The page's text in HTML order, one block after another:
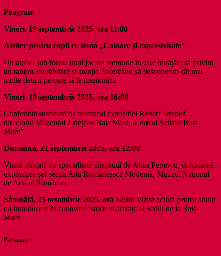
Program
Vineri, 19 septembrie 2025, ora 11:00
Atelier pentru copii cu tema „Culoare și expresivitate”
Un atelier sub forma unui joc de memorie în care învățăm să privim
un tablou, cu răbdare și atenție, încercând să descoperim cât mai
multe detalii pe care să le memorăm.
Vineri, 19 septembrie 2025, ora 16:00
Conferință susținută de curatorul expoziției Robert Strebeli,
directorul Muzeului Județean Baia Mare „Centrul Artistic Baia
Mare”
Duminică, 21 septembrie 2025, ora 12:00
Vizită ghidată de specialitate susținută de Alina Petrescu, curatoarea
expoziției, șef secția Artă Românească Modernă, Muzeul Național
de Artă al României
Sâmbătă, 25 octombrie 2025, ora 12:00 Vizită activă pentru adulți
cu introducere în contextul istoric și artistic al Școlii de la Baia-
Mare
Partajare: